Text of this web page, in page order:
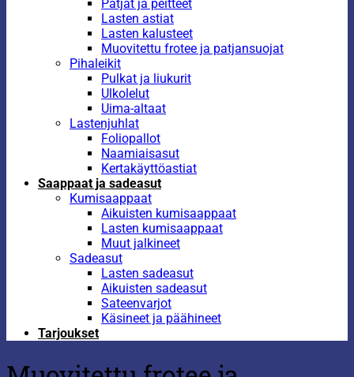
Patjat ja peitteet
Lasten astiat
Lasten kalusteet
Muovitettu frotee ja patjansuojat
Pihaleikit
Pulkat ja liukurit
Ulkolelut
Uima-altaat
Lastenjuhlat
Foliopallot
Naamiaisasut
Kertakäyttöastiat
Saappaat ja sadeasut
Kumisaappaat
Aikuisten kumisaappaat
Lasten kumisaappaat
Muut jalkineet
Sadeasut
Lasten sadeasut
Aikuisten sadeasut
Sateenvarjot
Käsineet ja päähineet
Tarjoukset